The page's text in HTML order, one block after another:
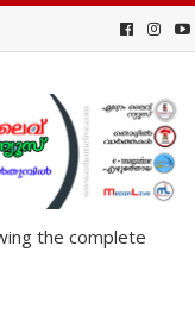
the complete